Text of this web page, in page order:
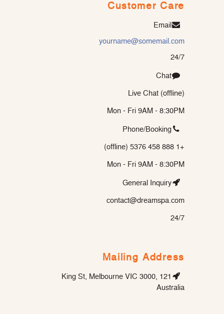
Customer Care
Email
yourname@somemail.com
24/7
Chat
Live Chat (offline)
Mon - Fri 9AM - 8:30PM
Phone/Booking
+1 888 458 5376 (offline)
Mon - Fri 9AM - 8:30PM
General Inquiry
contact@dreamspa.com
24/7
Mailing Address
121 King St, Melbourne VIC 3000,
Australia